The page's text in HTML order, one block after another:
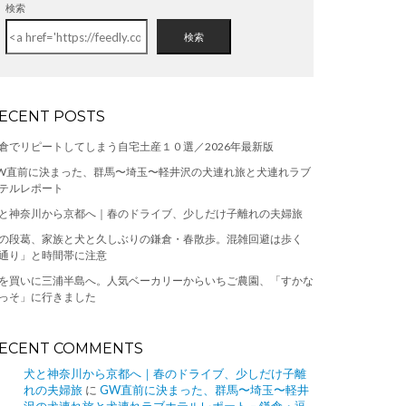
検索
検索
POSTS
でリピートしてしまう自宅土産１０選／2026年最新版
直前に決まった、群馬〜埼玉〜軽井沢の犬連れ旅と犬連れラブ
ルレポート
神奈川から京都へ｜春のドライブ、少しだけ子離れの夫婦旅
段葛、家族と犬と久しぶりの鎌倉・春散歩。混雑回避は歩く
通り」と時間帯に注意
買いに三浦半島へ。人気ベーカリーからいちご農園、「すかな
そ」に行きました
COMMENTS
犬と神奈川から京都へ｜春のドライブ、少しだけ子離
れの夫婦旅 に GW直前に決まった、群馬〜埼玉〜軽井